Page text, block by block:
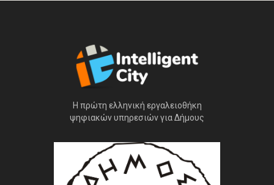
Η πρώτη ελληνική εργαλειοθήκη
ψηφιακών υπηρεσιών για Δήμους